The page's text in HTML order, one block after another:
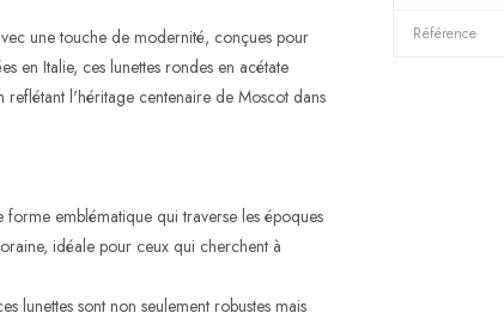
une touche de modernité, conçues pour
en Italie, ces lunettes rondes en acétate
l'héritage centenaire de Moscot dans
emblématique qui traverse les époques
idéale pour ceux qui cherchent à
lunettes sont non seulement robustes mais
Référence